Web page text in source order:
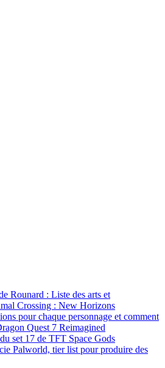
Rounard : Liste des arts et
Crossing : New Horizons
pour chaque personnage et comment
Quest 7 Reimagined
set 17 de TFT Space Gods
Palworld, tier list pour produire des